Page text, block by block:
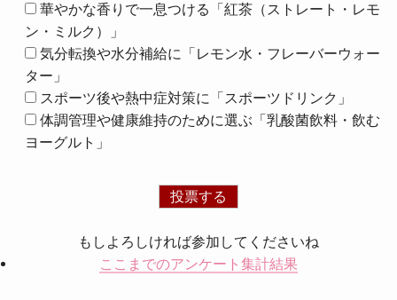
華やかな香りで一息つける「紅茶（ストレート・レモ
ン・ミルク）」
気分転換や水分補給に「レモン水・フレーバーウォー
ター」
スポーツ後や熱中症対策に「スポーツドリンク」
体調管理や健康維持のために選ぶ「乳酸菌飲料・飲む
ヨーグルト」
もしよろしければ参加してくださいね
ここまでのアンケート集計結果